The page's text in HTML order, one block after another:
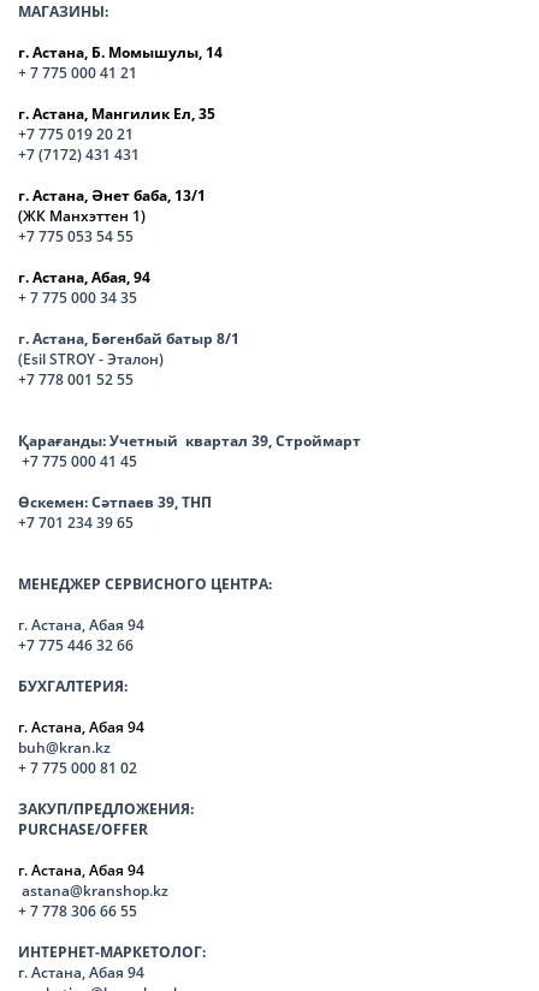
МАГАЗИНЫ:
г. Астана, Б. Момышулы, 14
+ 7 775 000 41 21
г. Астана, Мангилик Ел, 35
+7 775 019 20 21
+7 (7172) 431 431
г. Астана, Әнет баба, 13/1
(ЖК Манхэттен 1)
+7 775 053 54 55
г. Астана, Абая, 94
+ 7 775 000 34 35
г. Астана, Бөгенбай батыр 8/1
(Esil STROY - Эталон)
+7 778 001 52 55
Қарағанды:Учетный квартал 39, Строймарт
+7 775 000 41 45
Өскемен:Сәтпаев 39, ТНП
+7 701 234 39 65
МЕНЕДЖЕР СЕРВИСНОГО ЦЕНТРА:
г. Астана, Абая 94
+7 775 446 32 66
БУХГАЛТЕРИЯ:
г. Астана, Абая 94
buh@kran.kz
+ 7 775 000 81 02
ЗАКУП/ПРЕДЛОЖЕНИЯ:
PURCHASE/OFFER
г. Астана, Абая 94
astana@kranshop.kz
+ 7 778 306 66 55
ИНТЕРНЕТ-МАРКЕТОЛОГ:
г. Астана, Абая 94